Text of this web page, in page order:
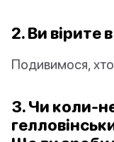
2. Ви вірите
Подивимося,
3. Чи коли-